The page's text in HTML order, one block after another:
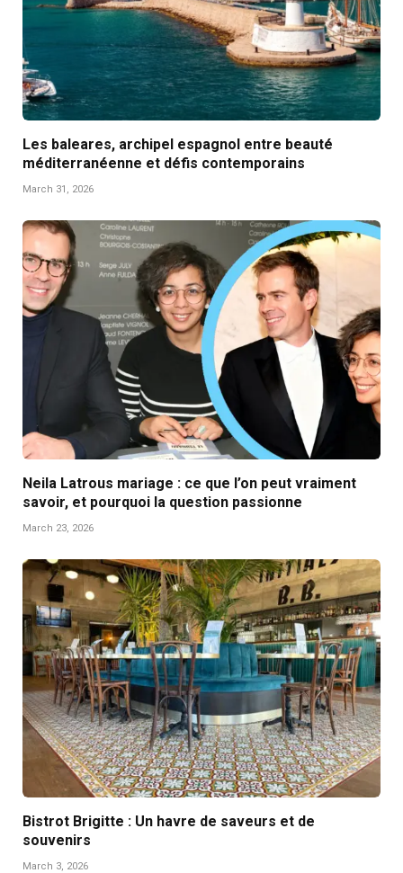
Les baleares, archipel espagnol entre beauté
méditerranéenne et défis contemporains
March 31, 2026
Neila Latrous mariage : ce que l’on peut vraiment
savoir, et pourquoi la question passionne
March 23, 2026
Bistrot Brigitte : Un havre de saveurs et de
souvenirs
March 3, 2026